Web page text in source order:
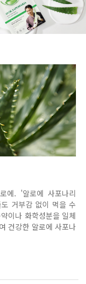
에. '알로에 사포나리
거부감 없이 먹을 수
이나 화학성분을 일체
건강한 알로에 사포나